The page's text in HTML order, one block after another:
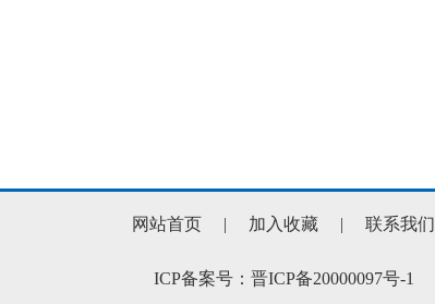
网站首页 | 加入收藏 | 联系我们
ICP备案号：晋ICP备20000097号-1